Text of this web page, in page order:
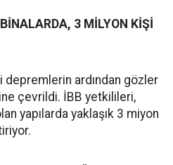
3 MİLYON KİŞİ
ardından gözler
çevrildi. İBB yetkilileri,
yapılarda yaklaşık 3 miyon